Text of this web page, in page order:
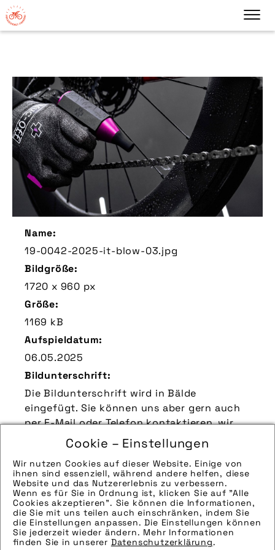
Cookie – Einstellungen
Wir nutzen Cookies auf dieser Website. Einige von
ihnen sind essenziell, während andere helfen, diese
Website und das Nutzererlebnis zu verbessern.
Wenn es für Sie in Ordnung ist, klicken Sie auf "Alle
Cookies akzeptieren". Sie können die Informationen,
die Sie mit uns teilen auch einschränken, indem Sie
die Einstellungen anpassen. Die Einstellungen können
Sie jederzeit wieder ändern. Mehr Informationen
finden Sie in unserer Datenschutzerklärung.
Name:
19-0042-2025-it-blow-03.jpg
Bildgröße:
1720 x 960 px
Größe:
1169 kB
Aufspieldatum:
06.05.2025
Bildunterschrift:
Die Bildunterschrift wird in Bälde
eingefügt. Sie können uns aber gern auch
per E-Mail oder Telefon kontaktieren, wir
helfen gerne weiter.
Quelle/Source: „www.sports-nut.de | pd-f“
Technik-Info:
Hinweise zur weiteren Recherche:
Modellname: Air Blaster
Hersteller: Muc-off